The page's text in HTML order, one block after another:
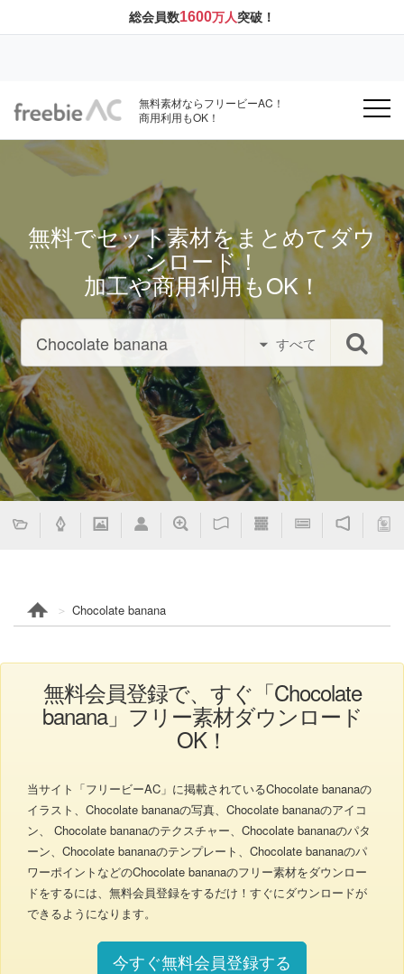
総会員数1600万人突破！
無料素材ならフリービーAC！
商用利用もOK！
無料でセット素材をまとめてダウ
ンロード！
加工や商用利用もOK！
すべて
Chocolate banana
無料会員登録で、すぐ「Chocolate
banana」フリー素材ダウンロード
OK！
当サイト「フリービーAC」に掲載されているChocolate bananaの
イラスト、Chocolate bananaの写真、Chocolate bananaのアイコ
ン、 Chocolate bananaのテクスチャー、Chocolate bananaのパタ
ーン、Chocolate bananaのテンプレート、Chocolate bananaのパ
ワーポイントなどのChocolate bananaのフリー素材をダウンロー
ドをするには、無料会員登録をするだけ！すぐにダウンロードが
できるようになります。
今すぐ無料会員登録する